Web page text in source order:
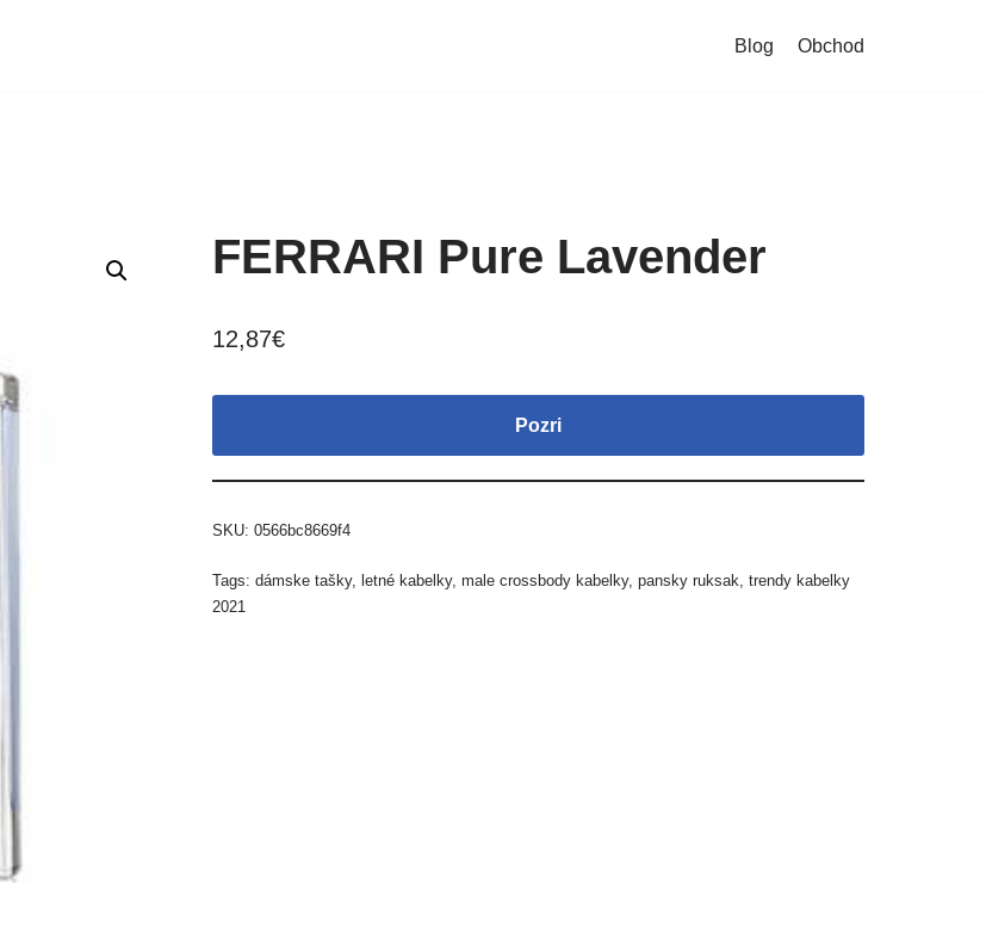
Blog Obchod
FERRARI Pure Lavender
12,87€
Pozri
SKU: 0566bc8669f4
Tags: dámske tašky, letné kabelky, male crossbody kabelky, pansky ruksak, trendy kabelky
2021